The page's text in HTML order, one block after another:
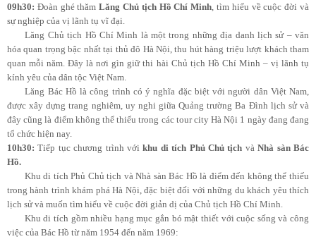
09h30: Đoàn ghé thămLăng Chủ tịch Hồ Chí Minh , tìm hiểu về cuộc đời và
sự nghiệp của vị lãnh tụ vĩ đại.
Lăng Chủ tịch Hồ Chí Minh là một trong những địa danh lịch sử – văn
hóa quan trọng bậc nhất tại thủ đô Hà Nội, thu hút hàng triệu lượt khách tham
quan mỗi năm. Đây là nơi gìn giữ thi hài Chủ tịch Hồ Chí Minh – vị lãnh tụ
kính yêu của dân tộc Việt Nam.
Lăng Bác Hồ là công trình có ý nghĩa đặc biệt với người dân Việt Nam,
được xây dựng trang nghiêm, uy nghi giữa Quảng trường Ba Đình lịch sử và
đây cũng là điểm không thể thiếu trong các tour city Hà Nội 1 ngày đang đang
tổ chức hiện nay.
10h30: Tiếp tục chương trình vớikhu di tích Phủ Chủ tịch vàNhà sàn Bác
Hồ.
Khu di tích Phủ Chủ tịch và Nhà sàn Bác Hồ là điểm đến không thể thiếu
trong hành trình khám phá Hà Nội, đặc biệt đối với những du khách yêu thích
lịch sử và muốn tìm hiểu về cuộc đời giản dị của Chủ tịch Hồ Chí Minh.
Khu di tích gồm nhiều hạng mục gắn bó mật thiết với cuộc sống và công
việc của Bác Hồ từ năm 1954 đến năm 1969: